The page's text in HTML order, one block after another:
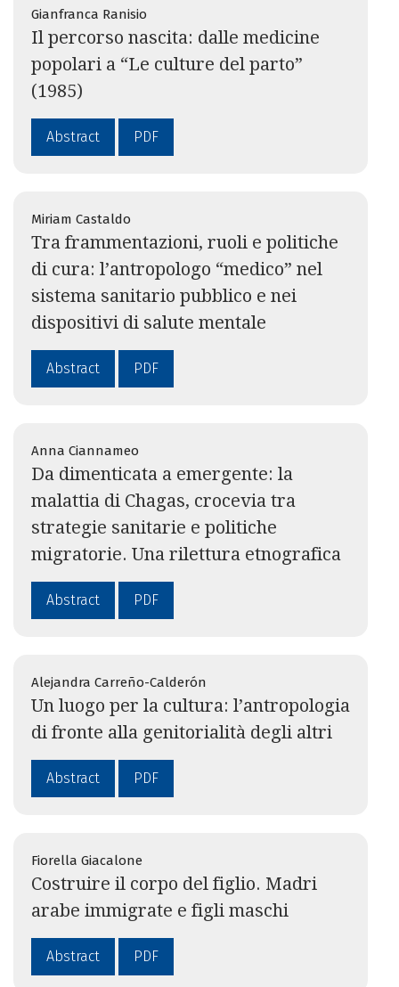
Gianfranca Ranisio
Il percorso nascita: dalle medicine
popolari a “Le culture del parto”
(1985)
Abstract PDF
Miriam Castaldo
Tra frammentazioni, ruoli e politiche
di cura: l’antropologo “medico” nel
sistema sanitario pubblico e nei
dispositivi di salute mentale
Abstract PDF
Anna Ciannameo
Da dimenticata a emergente: la
malattia di Chagas, crocevia tra
strategie sanitarie e politiche
migratorie. Una rilettura etnografica
Abstract PDF
Alejandra Carreño-Calderón
Un luogo per la cultura: l’antropologia
di fronte alla genitorialità degli altri
Abstract PDF
Fiorella Giacalone
Costruire il corpo del figlio. Madri
arabe immigrate e figli maschi
Abstract PDF